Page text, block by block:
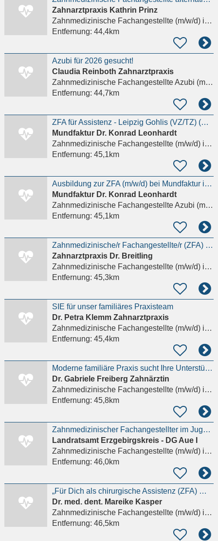
Zahnarztpraxis Kathrin Prinz
Zahnmedizinische Fachangestellte (m/w/d)in Leipzig
Entfernung: 44,4km
Azubi für 2026 gesucht!
Claudia Reinboth Zahnarztpraxis
Zahnmedizinische Fachangestellte Azubi (m/w/d)
Entfernung: 44,7km
ZFA für Assistenz - Leipzig Gohlis (VZ/TZ) (m/w/d)
Mundfaktur Dr. Konrad Leonhardt
Zahnmedizinische Fachangestellte (m/w/d)in Leipzig
Entfernung: 45,1km
Ausbildung zur ZFA (m/w/d) bei Mundfaktur in Leipzig-Gohlis. Start: August 2026. (m/w/d)
Mundfaktur Dr. Konrad Leonhardt
Zahnmedizinische Fachangestellte Azubi (m/w/d)
Entfernung: 45,1km
Zahnmedizinische/r Fachangestellte/r (ZFA) / Zahnmedizinische/r Fachassistent/in (ZMF) in Voll-
Zahnarztpraxis Dr. Breitling
Zahnmedizinische Fachangestellte (m/w/d)in Leipzig
Entfernung: 45,3km
SIE für unser familiäres Praxisteam
Dr. Petra Klemm Zahnarztpraxis
Zahnmedizinische Fachangestellte (m/w/d)in Leipzig
Entfernung: 45,4km
Moderne familiäre Praxis sucht Ihre Unterstützung!
Dr. Gabriele Freiberg Zahnärztin
Zahnmedizinische Fachangestellte (m/w/d)in Leipzig
Entfernung: 45,8km
Zahnmedizinischer Fachangestellter im Jugendzahnärztlichen Dienst (m/w/d)
Landratsamt Erzgebirgskreis - DG Aue I
Zahnmedizinische Fachangestellte (m/w/d)in Aue
Entfernung: 46,0km
„Für Dich als chirurgische Assistenz (ZFA) …….
Dr. med. dent. Mareike Kasper
Zahnmedizinische Fachangestellte (m/w/d)in Leipzig
Entfernung: 46,5km